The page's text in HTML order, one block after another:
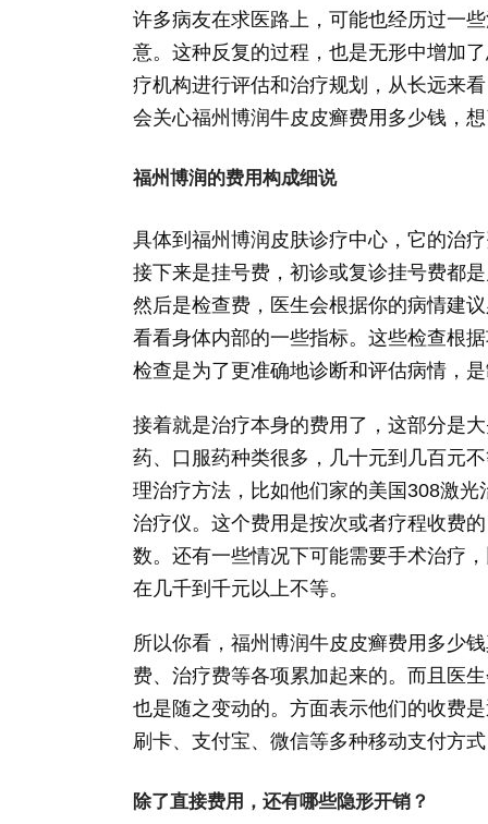
许多病友在求医路上，可能也经历过一
意。这种反复的过程，也是无形中增加
疗机构进行评估和治疗规划，从长远来
会关心福州博润牛皮皮癣费用多少钱，
福州博润的费用构成细说
具体到福州博润皮肤诊疗中心，它的治
接下来是挂号费，初诊或复诊挂号费都
然后是检查费，医生会根据你的病情建
看看身体内部的一些指标。这些检查根
检查是为了更准确地诊断和评估病情，
接着就是治疗本身的费用了，这部分是
药、口服药种类很多，几十元到几百元
理治疗方法，比如他们家的美国308激
治疗仪。这个费用是按次或者疗程收费
数。还有一些情况下可能需要手术治疗
在几千到千元以上不等。
所以你看，福州博润牛皮皮癣费用多少
费、治疗费等各项累加起来的。而且医
也是随之变动的。方面表示他们的收费
刷卡、支付宝、微信等多种移动支付方
除了直接费用，还有哪些隐形开销？